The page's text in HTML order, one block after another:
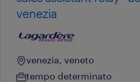
venezia
venezia, veneto
tempo determinato